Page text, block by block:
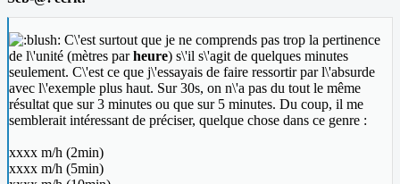
C\'est surtout que je ne comprends pas trop la pertinence
de l\'unité (mètres parheure) s\'il s\'agit de quelques minutes
seulement. C\'est ce que j\'essayais de faire ressortir par l\'absurde
avec l\'exemple plus haut. Sur 30s, on n\'a pas du tout le même
résultat que sur 3 minutes ou que sur 5 minutes. Du coup, il me
semblerait intéressant de préciser, quelque chose dans ce genre :
xxxx m/h (2min)
xxxx m/h (5min)